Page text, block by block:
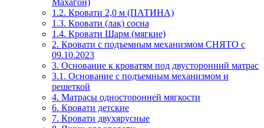
1.2. Кровати 2,0 м (ПАТИНА)
1.3. Кровати (лак) сосна
1.4. Кровати Шарм (мягкие)
2. Кровати с подъемным механизмом СНЯТО с
09.10.2023
3. Основание к кроватям под двусторонний матрас
3.1. Основание с подъемным механизмом и
решеткой
4. Матрасы односторонней мягкости
6. Кровати детские
7. Кровати двухярусные